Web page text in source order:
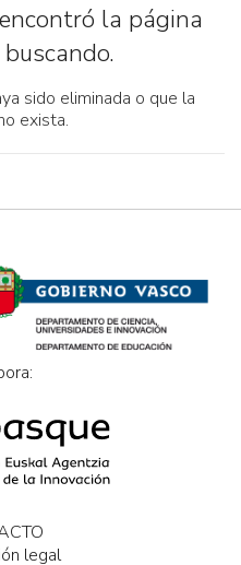
la página
sido eliminada o que la
exista.
legal